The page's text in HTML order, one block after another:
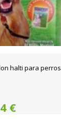
halti para perros
€